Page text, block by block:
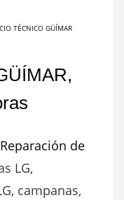
TÉCNICO GÜÍMAR
Reparación de
LG,
campanas,